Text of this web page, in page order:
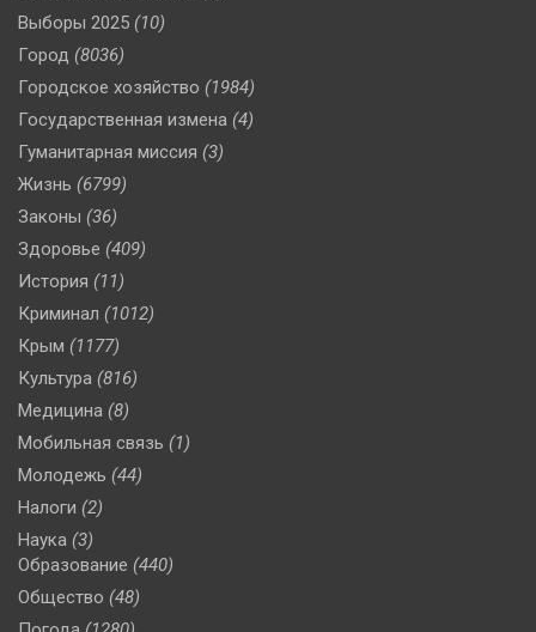
Выборы 2025 (10)
Город (8036)
Городское хозяйство (1984)
Государственная измена (4)
Гуманитарная миссия (3)
Жизнь (6799)
Законы (36)
Здоровье (409)
История (11)
Криминал (1012)
Крым (1177)
Культура (816)
Медицина (8)
Мобильная связь (1)
Молодежь (44)
Налоги (2)
Наука (3)
Образование (440)
Общество (48)